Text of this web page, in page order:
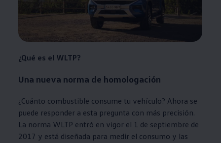
¿Qué es el WLTP?
Una nueva norma de homologación
¿Cuánto combustible consume tu vehículo? Ahora se
puede responder a esta pregunta con más precisión.
La norma WLTP entró en vigor el 1 de septiembre de
2017 y está diseñada para medir el consumo y las